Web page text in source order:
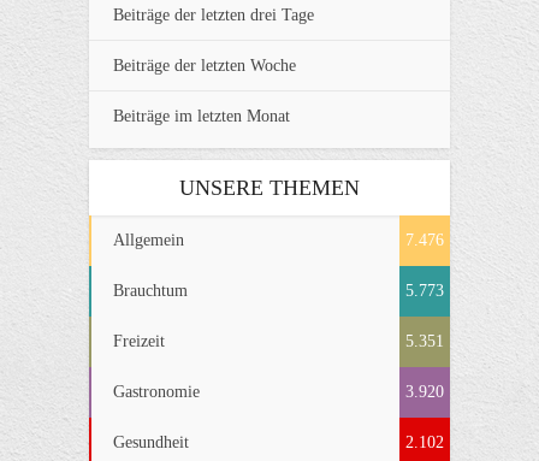
Beiträge der letzten drei Tage
Beiträge der letzten Woche
Beiträge im letzten Monat
UNSERE THEMEN
Allgemein 7.476
Brauchtum 5.773
Freizeit 5.351
Gastronomie 3.920
Gesundheit 2.102